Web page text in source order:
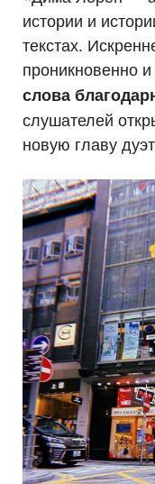
истории и
текстах.
проникновенно
слова
слушателей
новую главу